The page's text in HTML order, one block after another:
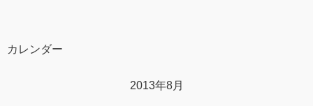
カレンダー
2013年8月